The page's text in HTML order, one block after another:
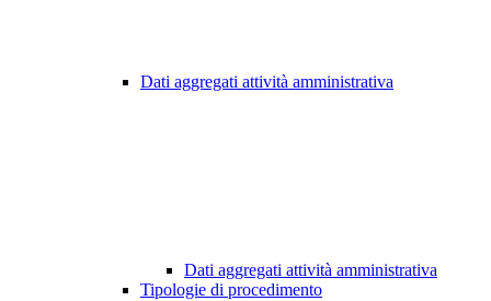
Dati aggregati attività amministrativa
Dati aggregati attività amministrativa
Tipologie di procedimento